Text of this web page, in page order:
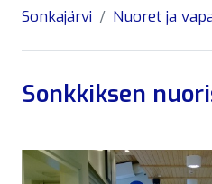
Sonkajärvi Nuoret ja
Sonkkiksen